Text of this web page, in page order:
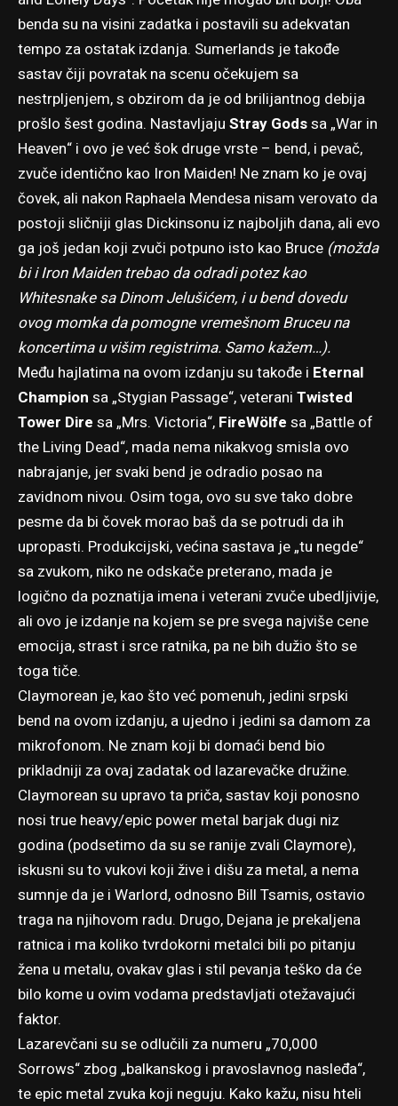
benda su na visini zadatka i postavili su adekvatan
tempo za ostatak izdanja. Sumerlands je takođe
sastav čiji povratak na scenu očekujem sa
nestrpljenjem, s obzirom da je od brilijantnog debija
prošlo šest godina. Nastavljaju Stray Godssa „War in
Heaven“ i ovo je već šok druge vrste – bend, i pevač,
zvuče identično kao Iron Maiden! Ne znam ko je ovaj
čovek, ali nakon Raphaela Mendesa nisam verovato da
postoji sličniji glas Dickinsonu iz najboljih dana, ali evo
ga još jedan koji zvuči potpuno isto kao Bruce (možda
bi i Iron Maiden trebao da odradi potez kao
Whitesnake sa Dinom Jelušićem, i u bend dovedu
ovog momka da pomogne vremešnom Bruceu na
koncertima u višim registrima. Samo kažem…).
Među hajlatima na ovom izdanju su takođe i Eternal
Champion sa „Stygian Passage“, veterani Twisted
Tower Dire sa „Mrs. Victoria“, FireWölfe sa „Battle of
the Living Dead“, mada nema nikakvog smisla ovo
nabrajanje, jer svaki bend je odradio posao na
zavidnom nivou. Osim toga, ovo su sve tako dobre
pesme da bi čovek morao baš da se potrudi da ih
upropasti. Produkcijski, većina sastava je „tu negde“
sa zvukom, niko ne odskače preterano, mada je
logično da poznatija imena i veterani zvuče ubedljivije,
ali ovo je izdanje na kojem se pre svega najviše cene
emocija, strast i srce ratnika, pa ne bih dužio što se
toga tiče.
Claymorean je, kao što već pomenuh, jedini srpski
bend na ovom izdanju, a ujedno i jedini sa damom za
mikrofonom. Ne znam koji bi domaći bend bio
prikladniji za ovaj zadatak od lazarevačke družine.
Claymorean su upravo ta priča, sastav koji ponosno
nosi true heavy/epic power metal barjak dugi niz
godina (podsetimo da su se ranije zvali Claymore),
iskusni su to vukovi koji žive i dišu za metal, a nema
sumnje da je i Warlord, odnosno Bill Tsamis, ostavio
traga na njihovom radu. Drugo, Dejana je prekaljena
ratnica i ma koliko tvrdokorni metalci bili po pitanju
žena u metalu, ovakav glas i stil pevanja teško da će
bilo kome u ovim vodama predstavljati otežavajući
faktor.
Lazarevčani su se odlučili za numeru „70,000
Sorrows“ zbog „balkanskog i pravoslavnog nasleđa“,
te epic metal zvuka koji neguju. Kako kažu, nisu hteli